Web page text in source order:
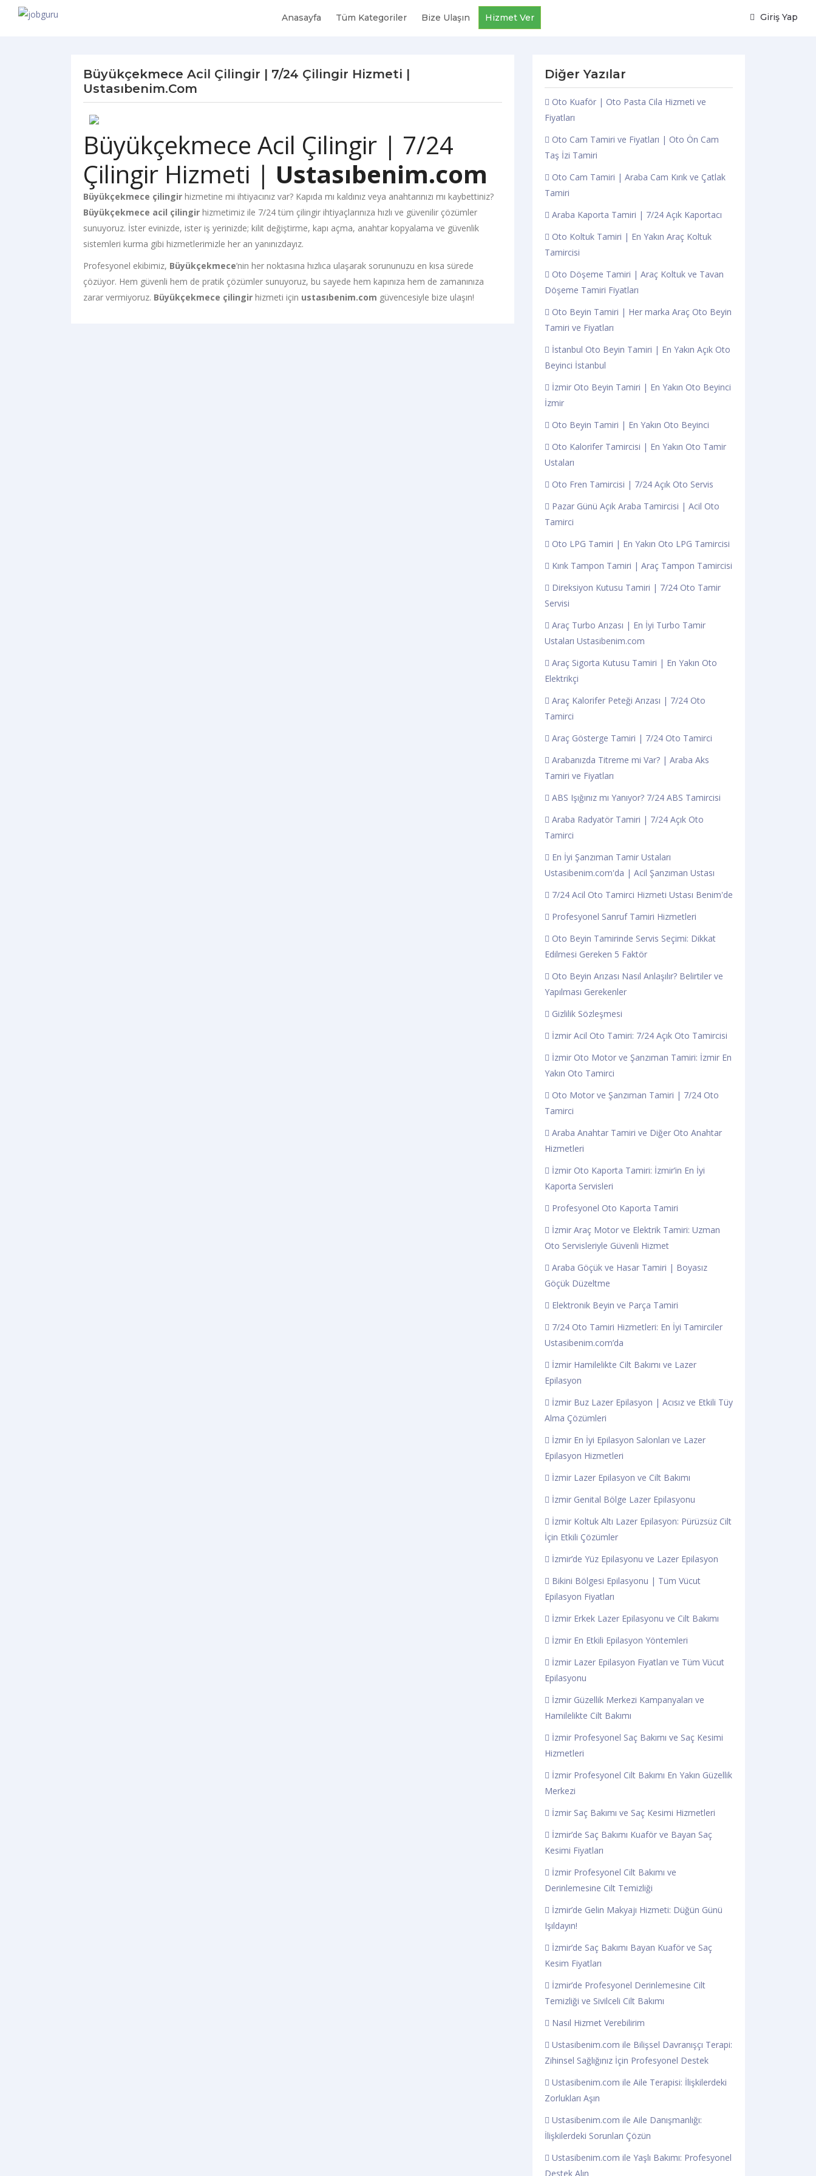
Anasayfa Tüm Kategoriler Bize Ulaşın Hizmet Ver Giriş Yap
Büyükçekmece Acil Çilingir | 7/24 Çilingir Hizmeti |
Ustasıbenim.com
Büyükçekmece Acil Çilingir | 7/24
Çilingir Hizmeti | Ustasıbenim.com
Büyükçekmece çilingir hizmetine mi ihtiyacınız var? Kapıda mı kaldınız veya anahtarınızı mı kaybettiniz?
Büyükçekmece acil çilingir hizmetimiz ile 7/24 tüm çilingir ihtiyaçlarınıza hızlı ve güvenilir çözümler
sunuyoruz. İster evinizde, ister iş yerinizde; kilit değiştirme, kapı açma, anahtar kopyalama ve güvenlik
sistemleri kurma gibi hizmetlerimizle her an yanınızdayız.
Profesyonel ekibimiz, Büyükçekmece’nin her noktasına hızlıca ulaşarak sorununuzu en kısa sürede
çözüyor. Hem güvenli hem de pratik çözümler sunuyoruz, bu sayede hem kapınıza hem de zamanınıza
zarar vermiyoruz. Büyükçekmece çilingir hizmeti için ustasıbenim.com güvencesiyle bize ulaşın!
Diğer Yazılar
Oto Kuaför | Oto Pasta Cila Hizmeti ve
Fiyatları
Oto Cam Tamiri ve Fiyatları | Oto Ön Cam
Taş İzi Tamiri
Oto Cam Tamiri | Araba Cam Kırık ve Çatlak
Tamiri
Araba Kaporta Tamiri | 7/24 Açık Kaportacı
Oto Koltuk Tamiri | En Yakın Araç Koltuk
Tamircisi
Oto Döşeme Tamiri | Araç Koltuk ve Tavan
Döşeme Tamiri Fiyatları
Oto Beyin Tamiri | Her marka Araç Oto Beyin
Tamiri ve Fiyatları
İstanbul Oto Beyin Tamiri | En Yakın Açık Oto
Beyinci İstanbul
İzmir Oto Beyin Tamiri | En Yakın Oto Beyinci
İzmir
Oto Beyin Tamiri | En Yakın Oto Beyinci
Oto Kalorifer Tamircisi | En Yakın Oto Tamir
Ustaları
Oto Fren Tamircisi | 7/24 Açık Oto Servis
Pazar Günü Açık Araba Tamircisi | Acil Oto
Tamirci
Oto LPG Tamiri | En Yakın Oto LPG Tamircisi
Kırık Tampon Tamiri | Araç Tampon Tamircisi
Direksiyon Kutusu Tamiri | 7/24 Oto Tamir
Servisi
Araç Turbo Arızası | En İyi Turbo Tamir
Ustaları Ustasibenim.com
Araç Sigorta Kutusu Tamiri | En Yakın Oto
Elektrikçi
Araç Kalorifer Peteği Arızası | 7/24 Oto
Tamirci
Araç Gösterge Tamiri | 7/24 Oto Tamirci
Arabanızda Titreme mi Var? | Araba Aks
Tamiri ve Fiyatları
ABS Işığınız mı Yanıyor? 7/24 ABS Tamircisi
Araba Radyatör Tamiri | 7/24 Açık Oto
Tamirci
En İyi Şanzıman Tamir Ustaları
Ustasibenim.com'da | Acil Şanzıman Ustası
7/24 Acil Oto Tamirci Hizmeti Ustası Benim'de
Profesyonel Sanruf Tamiri Hizmetleri
Oto Beyin Tamirinde Servis Seçimi: Dikkat
Edilmesi Gereken 5 Faktör
Oto Beyin Arızası Nasıl Anlaşılır? Belirtiler ve
Yapılması Gerekenler
Gizlilik Sözleşmesi
İzmir Acil Oto Tamiri: 7/24 Açık Oto Tamircisi
İzmir Oto Motor ve Şanzıman Tamiri: İzmir En
Yakın Oto Tamirci
Oto Motor ve Şanzıman Tamiri | 7/24 Oto
Tamirci
Araba Anahtar Tamiri ve Diğer Oto Anahtar
Hizmetleri
İzmir Oto Kaporta Tamiri: İzmir’in En İyi
Kaporta Servisleri
Profesyonel Oto Kaporta Tamiri
İzmir Araç Motor ve Elektrik Tamiri: Uzman
Oto Servisleriyle Güvenli Hizmet
Araba Göçük ve Hasar Tamiri | Boyasız
Göçük Düzeltme
Elektronik Beyin ve Parça Tamiri
7/24 Oto Tamiri Hizmetleri: En İyi Tamirciler
Ustasibenim.com’da
İzmir Hamilelikte Cilt Bakımı ve Lazer
Epilasyon
İzmir Buz Lazer Epilasyon | Acısız ve Etkili Tüy
Alma Çözümleri
İzmir En İyi Epilasyon Salonları ve Lazer
Epilasyon Hizmetleri
İzmir Lazer Epilasyon ve Cilt Bakımı
İzmir Genital Bölge Lazer Epilasyonu
İzmir Koltuk Altı Lazer Epilasyon: Pürüzsüz Cilt
İçin Etkili Çözümler
İzmir’de Yüz Epilasyonu ve Lazer Epilasyon
Bikini Bölgesi Epilasyonu | Tüm Vücut
Epilasyon Fiyatları
İzmir Erkek Lazer Epilasyonu ve Cilt Bakımı
İzmir En Etkili Epilasyon Yöntemleri
İzmir Lazer Epilasyon Fiyatları ve Tüm Vücut
Epilasyonu
İzmir Güzellik Merkezi Kampanyaları ve
Hamilelikte Cilt Bakımı
İzmir Profesyonel Saç Bakımı ve Saç Kesimi
Hizmetleri
İzmir Profesyonel Cilt Bakımı En Yakın Güzellik
Merkezi
İzmir Saç Bakımı ve Saç Kesimi Hizmetleri
İzmir’de Saç Bakımı Kuaför ve Bayan Saç
Kesimi Fiyatları
İzmir Profesyonel Cilt Bakımı ve
Derinlemesine Cilt Temizliği
İzmir’de Gelin Makyajı Hizmeti: Düğün Günü
Işıldayın!
İzmir’de Saç Bakımı Bayan Kuaför ve Saç
Kesim Fiyatları
İzmir’de Profesyonel Derinlemesine Cilt
Temizliği ve Sivilceli Cilt Bakımı
Nasıl Hizmet Verebilirim
Ustasibenim.com ile Bilişsel Davranışçı Terapi:
Zihinsel Sağlığınız İçin Profesyonel Destek
Ustasibenim.com ile Aile Terapisi: İlişkilerdeki
Zorlukları Aşın
Ustasibenim.com ile Aile Danışmanlığı:
İlişkilerdeki Sorunları Çözün
Ustasibenim.com ile Yaşlı Bakımı: Profesyonel
Destek Alın